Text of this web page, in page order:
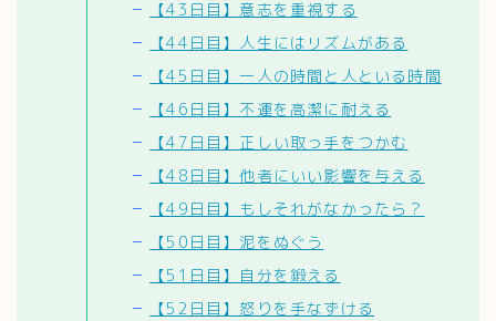
【43日目】意志を重視する
【44日目】人生にはリズムがある
【45日目】一人の時間と人といる時間
【46日目】不運を高潔に耐える
【47日目】正しい取っ手をつかむ
【48日目】他者にいい影響を与える
【49日目】もしそれがなかったら？
【50日目】泥をぬぐう
【51日目】自分を鍛える
【52日目】怒りを手なずける